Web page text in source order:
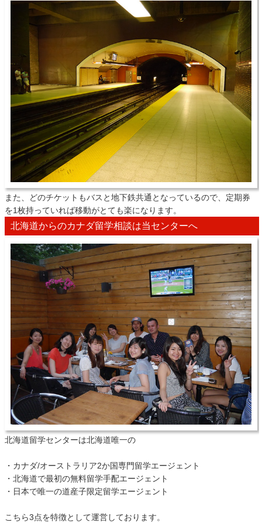
また、どのチケットもバスと地下鉄共通となっているので、定期券
を1枚持っていれば移動がとても楽になります。
北海道からのカナダ留学相談は当センターへ
北海道留学センターは北海道唯一の
・カナダ/オーストラリア2か国専門留学エージェント
・北海道で最初の無料留学手配エージェント
・日本で唯一の道産子限定留学エージェント
こちら3点を特徴として運営しております。